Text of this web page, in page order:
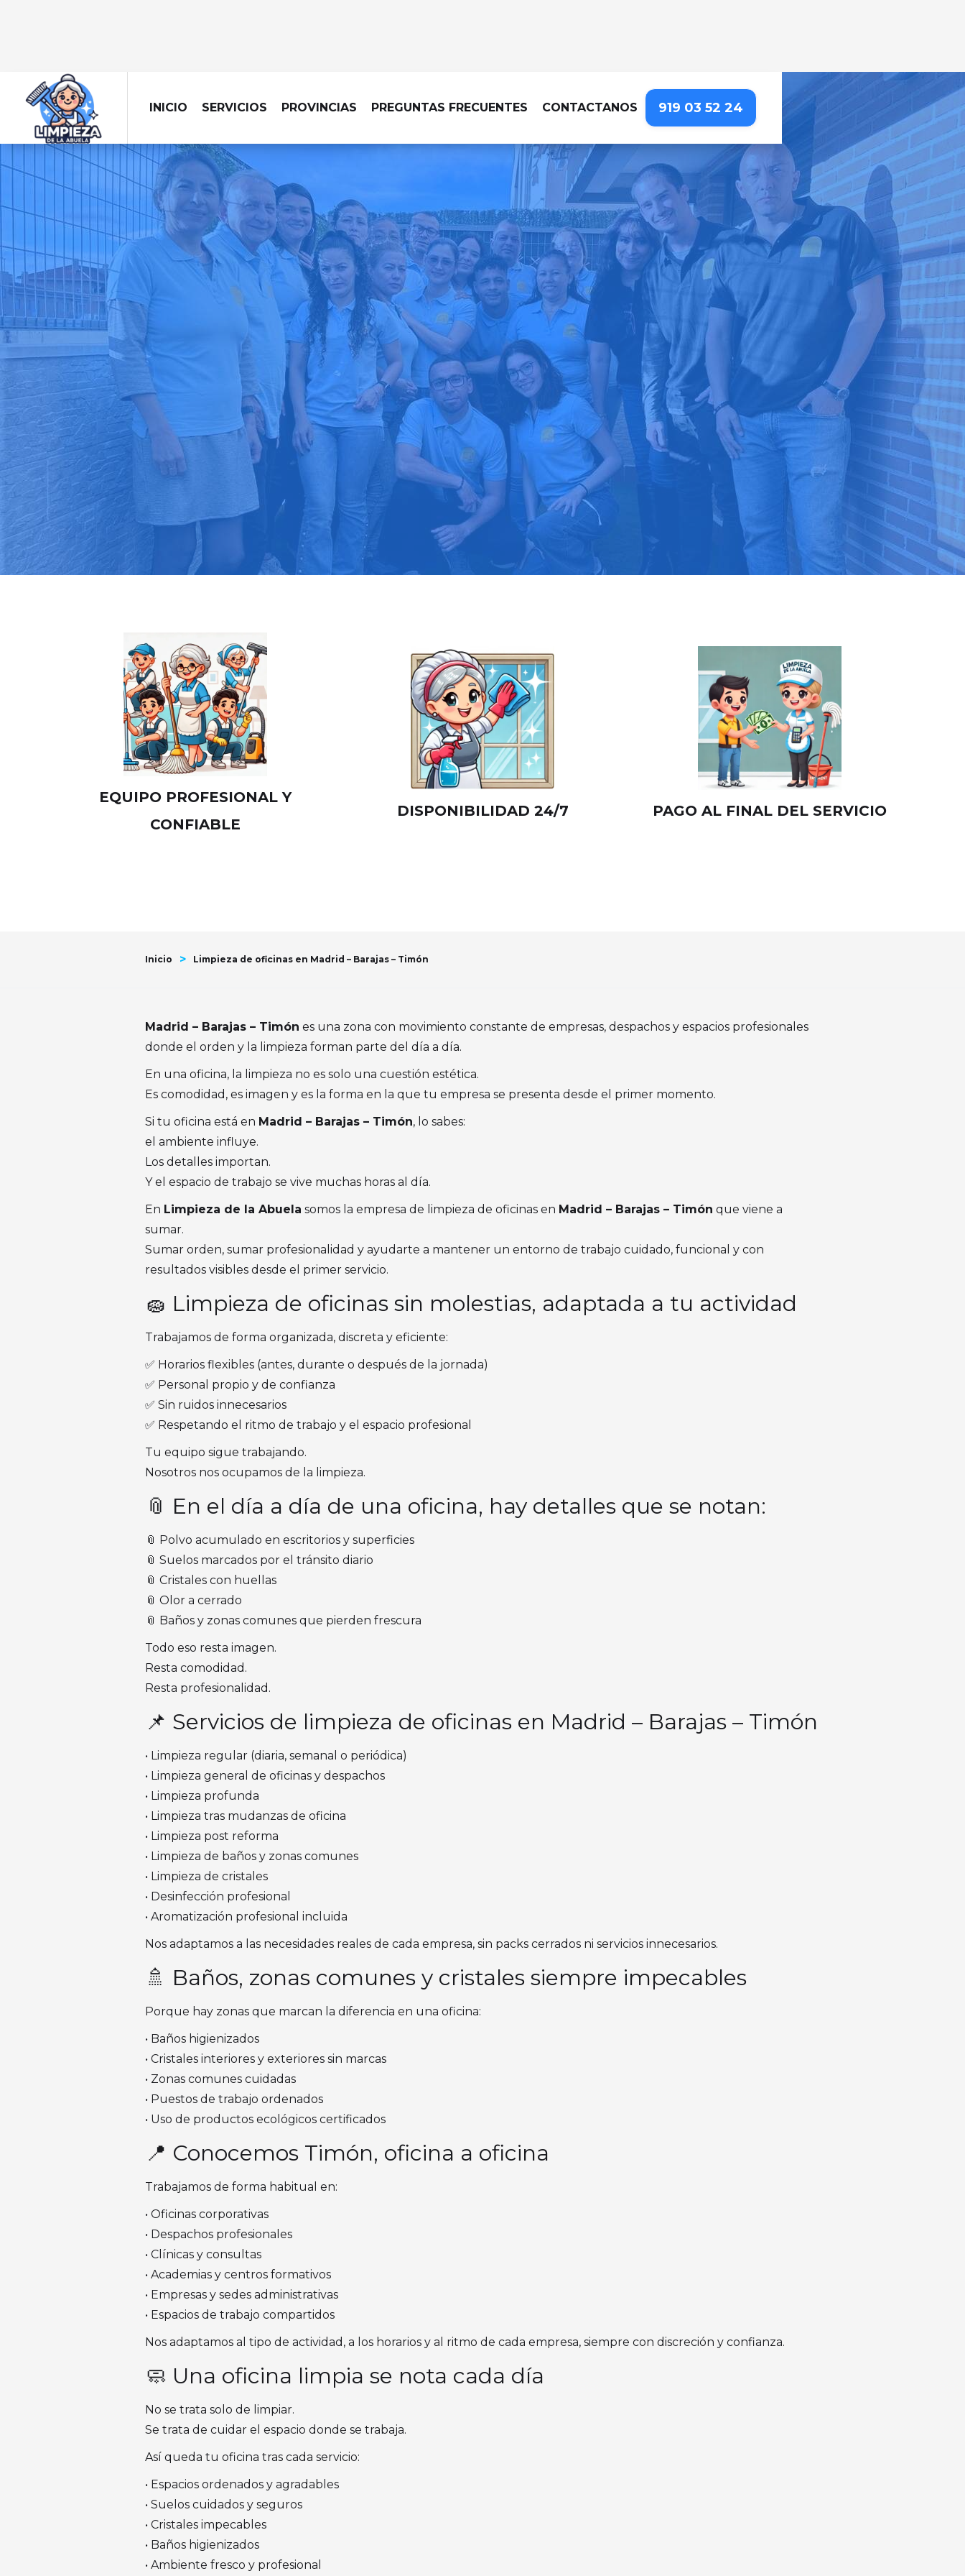
INICIO SERVICIOS PROVINCIAS PREGUNTAS FRECUENTES CONTACTANOS 919 03 52 24
LIMPIEZA DE OFICINAS EN MADRID – BARAJAS – TIMÓN
Trabajar en una oficina impecable hace la diferencia. Nosotros lo
hacemos posible
Pide tu presupuesto gratis
Llama hoy: 919 03 52 24
Más de 1000 clientes confían en nosotros ⭐⭐⭐⭐⭐
EQUIPO PROFESIONAL Y
CONFIABLE
DISPONIBILIDAD 24/7 PAGO AL FINAL DEL SERVICIO
Inicio > Limpieza de oficinas en Madrid – Barajas – Timón
Madrid – Barajas – Timón es una zona con movimiento constante de empresas, despachos y espacios profesionales
donde el orden y la limpieza forman parte del día a día.
En una oficina, la limpieza no es solo una cuestión estética.
Es comodidad, es imagen y es la forma en la que tu empresa se presenta desde el primer momento.
Si tu oficina está en Madrid – Barajas – Timón, lo sabes:
el ambiente influye.
Los detalles importan.
Y el espacio de trabajo se vive muchas horas al día.
En Limpieza de la Abuela somos la empresa de limpieza de oficinas en Madrid – Barajas – Timón que viene a
sumar.
Sumar orden, sumar profesionalidad y ayudarte a mantener un entorno de trabajo cuidado, funcional y con
resultados visibles desde el primer servicio.
🧽 Limpieza de oficinas sin molestias, adaptada a tu actividad
Trabajamos de forma organizada, discreta y eficiente:
✅ Horarios flexibles (antes, durante o después de la jornada)
✅ Personal propio y de confianza
✅ Sin ruidos innecesarios
✅ Respetando el ritmo de trabajo y el espacio profesional
Tu equipo sigue trabajando.
Nosotros nos ocupamos de la limpieza.
📎 En el día a día de una oficina, hay detalles que se notan:
📎 Polvo acumulado en escritorios y superficies
📎 Suelos marcados por el tránsito diario
📎 Cristales con huellas
📎 Olor a cerrado
📎 Baños y zonas comunes que pierden frescura
Todo eso resta imagen.
Resta comodidad.
Resta profesionalidad.
📌 Servicios de limpieza de oficinas en Madrid – Barajas – Timón
• Limpieza regular (diaria, semanal o periódica)
• Limpieza general de oficinas y despachos
• Limpieza profunda
• Limpieza tras mudanzas de oficina
• Limpieza post reforma
• Limpieza de baños y zonas comunes
• Limpieza de cristales
• Desinfección profesional
• Aromatización profesional incluida
Nos adaptamos a las necesidades reales de cada empresa, sin packs cerrados ni servicios innecesarios.
🚿 Baños, zonas comunes y cristales siempre impecables
Porque hay zonas que marcan la diferencia en una oficina:
• Baños higienizados
• Cristales interiores y exteriores sin marcas
• Zonas comunes cuidadas
• Puestos de trabajo ordenados
• Uso de productos ecológicos certificados
📍 Conocemos Timón, oficina a oficina
Trabajamos de forma habitual en:
• Oficinas corporativas
• Despachos profesionales
• Clínicas y consultas
• Academias y centros formativos
• Empresas y sedes administrativas
• Espacios de trabajo compartidos
Nos adaptamos al tipo de actividad, a los horarios y al ritmo de cada empresa, siempre con discreción y confianza.
🧼 Una oficina limpia se nota cada día
No se trata solo de limpiar.
Se trata de cuidar el espacio donde se trabaja.
Así queda tu oficina tras cada servicio:
• Espacios ordenados y agradables
• Suelos cuidados y seguros
• Cristales impecables
• Baños higienizados
• Ambiente fresco y profesional